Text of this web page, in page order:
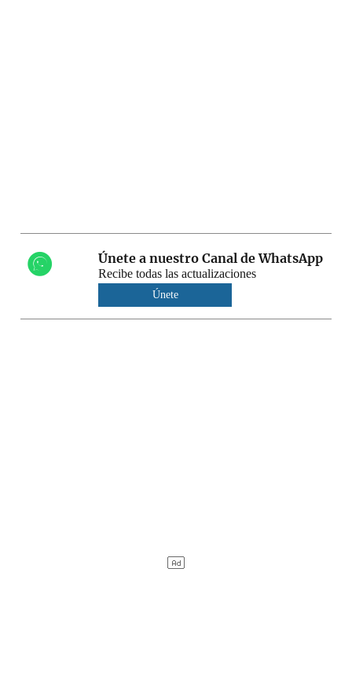
Únete a nuestro Canal de WhatsApp
Recibe todas las actualizaciones
Únete